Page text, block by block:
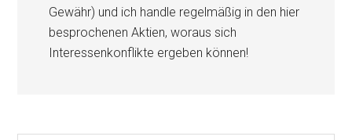
Gewähr) und ich handle regelmäßig in den hier
besprochenen Aktien, woraus sich
Interessenkonflikte ergeben können!